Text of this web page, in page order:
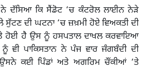
ਨੇ ਦੱਸਿਆ ਕਿ ਸੈਂਡੋਟ ‘ਚ ਕੰਟਰੋਲ ਲਾਈਨ ਨੇੜੇ
ਦੀ ਘਟਨਾ ‘ਚ ਜ਼ਖ਼ਮੀ ਹੋਏ ਵਿਅਕਤੀ ਦੀ
ਹੋਈ ਹੈ ਉਸ ਨੂੰ ਹਸਪਤਾਲ ਦਾਖਲ ਕਰਵਾਇਆ
ਵੀ ਪਾਕਿਸਤਾਨ ਨੇ ਪੰਜ ਵਾਰ ਜੰਗਬੰਦੀ ਦੀ
ਉਸਨੇ ਕਈ ਪਿੰਡਾਂ ਅਤੇ ਅਗਰਿਮ ਚੌਂਕੀਆਂ ‘ਤੇ